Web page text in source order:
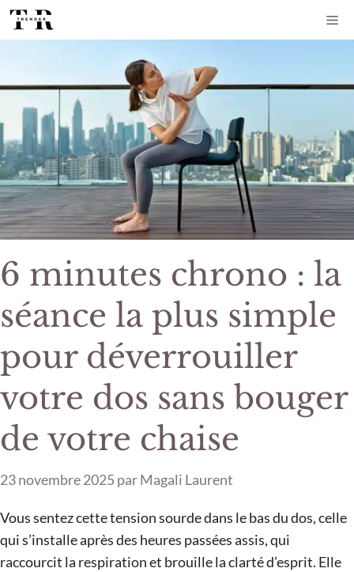
Aller
au
6 minutes chrono : la
séance la plus simple
pour déverrouiller
votre dos sans bouger
de votre chaise
23 novembre 2025parMagali Laurent
Vous sentez cette tension sourde dans le bas du dos, celle
qui s’installe après des heures passées assis, qui
raccourcit la respiration et brouille la clarté d’esprit. Elle